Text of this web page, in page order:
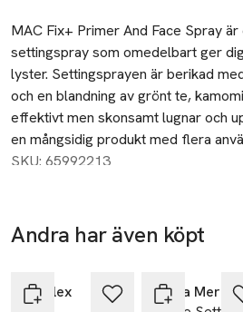
Beskrivning
MAC Fix+ Primer And Face Spray
settingspray som omedelbart ger
lyster. Settingsprayen är berikad
och en blandning av grönt te,
effektivt men skonsamt lugnar och
en mångsidig produkt med flera
kan använda sprayen som primer
applicerar ögonskuggan, vilket
extrapigmenterad look. Om din
räddning. Den jämnar ut och får
SKU: 65992213
Andra har även köpt
Olaplex
Laura